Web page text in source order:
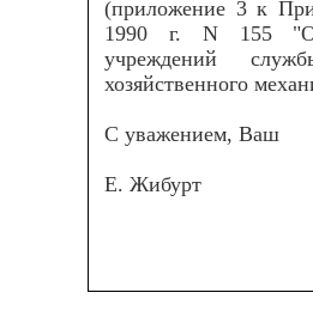
(приложение 3 к
1990 г. N 155 "О
учреждений
хозяйственного
С уважением, Ваш
Е. Жибурт